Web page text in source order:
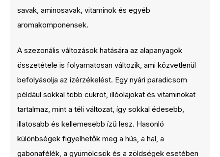
savak, aminosavak, vitaminok és egyéb
aromakomponensek.
A szezonális változások hatására az alapanyagok
összetétele is folyamatosan változik, ami közvetlenül
befolyásolja az ízérzékelést. Egy nyári paradicsom
például sokkal több cukrot, illóolajokat és vitaminokat
tartalmaz, mint a téli változat, így sokkal édesebb,
illatosabb és kellemesebb ízű lesz. Hasonló
különbségek figyelhetők meg a hús, a hal, a
gabonafélék, a gyümölcsök és a zöldségek esetében